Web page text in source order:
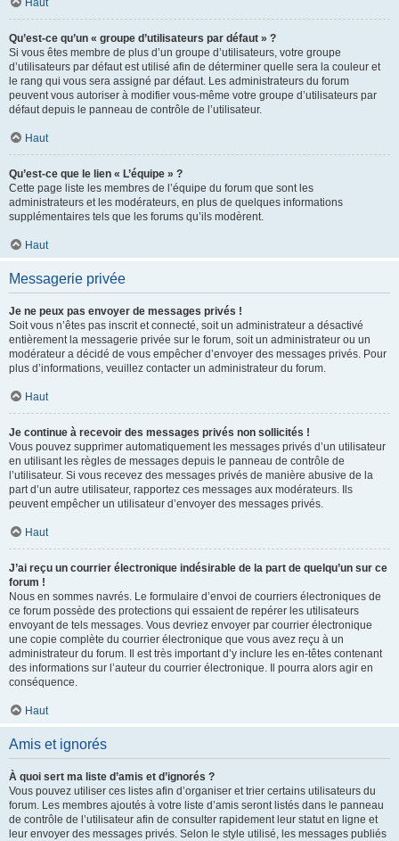
Haut
Qu’est-ce qu’un « groupe d’utilisateurs par défaut » ?
Si vous êtes membre de plus d’un groupe d’utilisateurs, votre groupe
d’utilisateurs par défaut est utilisé afin de déterminer quelle sera la couleur et
le rang qui vous sera assigné par défaut. Les administrateurs du forum
peuvent vous autoriser à modifier vous-même votre groupe d’utilisateurs par
défaut depuis le panneau de contrôle de l’utilisateur.
Haut
Qu’est-ce que le lien « L’équipe » ?
Cette page liste les membres de l’équipe du forum que sont les
administrateurs et les modérateurs, en plus de quelques informations
supplémentaires tels que les forums qu’ils modèrent.
Haut
Messagerie privée
Je ne peux pas envoyer de messages privés !
Soit vous n’êtes pas inscrit et connecté, soit un administrateur a désactivé
entièrement la messagerie privée sur le forum, soit un administrateur ou un
modérateur a décidé de vous empêcher d’envoyer des messages privés. Pour
plus d’informations, veuillez contacter un administrateur du forum.
Haut
Je continue à recevoir des messages privés non sollicités !
Vous pouvez supprimer automatiquement les messages privés d’un utilisateur
en utilisant les règles de messages depuis le panneau de contrôle de
l’utilisateur. Si vous recevez des messages privés de manière abusive de la
part d’un autre utilisateur, rapportez ces messages aux modérateurs. Ils
peuvent empêcher un utilisateur d’envoyer des messages privés.
Haut
J’ai reçu un courrier électronique indésirable de la part de quelqu’un sur ce
forum !
Nous en sommes navrés. Le formulaire d’envoi de courriers électroniques de
ce forum possède des protections qui essaient de repérer les utilisateurs
envoyant de tels messages. Vous devriez envoyer par courrier électronique
une copie complète du courrier électronique que vous avez reçu à un
administrateur du forum. Il est très important d’y inclure les en-têtes contenant
des informations sur l’auteur du courrier électronique. Il pourra alors agir en
conséquence.
Haut
Amis et ignorés
À quoi sert ma liste d’amis et d’ignorés ?
Vous pouvez utiliser ces listes afin d’organiser et trier certains utilisateurs du
forum. Les membres ajoutés à votre liste d’amis seront listés dans le panneau
de contrôle de l’utilisateur afin de consulter rapidement leur statut en ligne et
leur envoyer des messages privés. Selon le style utilisé, les messages publiés